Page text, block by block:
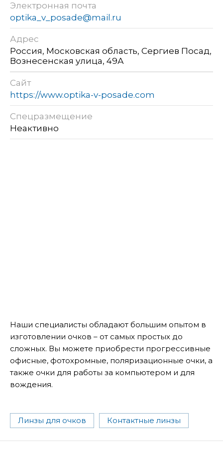
Электронная почта
optika_v_posade@mail.ru
Адрес
Россия, Московская область, Сергиев Посад,
Вознесенская улица, 49А
Сайт
https://www.optika-v-posade.com
Спецразмещение
Неактивно
Наши специалисты обладают большим опытом в
изготовлении очков – от самых простых до
сложных. Вы можете приобрести прогрессивные
офисные, фотохромные, поляризационные очки, а
также очки для работы за компьютером и для
вождения.
Линзы для очков Контактные линзы